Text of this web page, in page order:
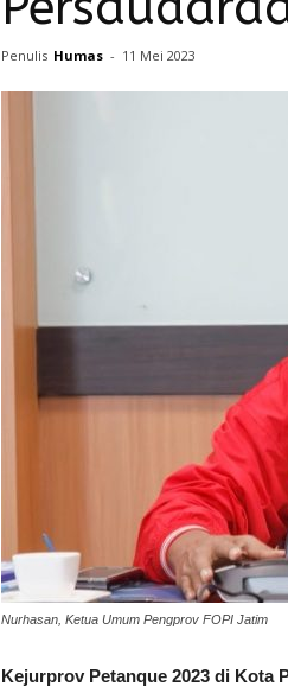
Penulis Humas - 11 Mei 2023
Nurhasan, Ketua Umum Pengprov FOPI Jatim
Kejurprov Petanque 2023 di Kota